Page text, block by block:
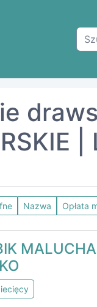
Nazwa Opłata